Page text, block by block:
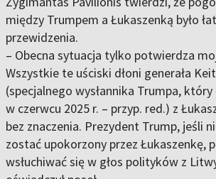
między Trumpem a Łukaszenką było
przewidzenia.
– Obecna sytuacja tylko potwierdza
Wszystkie te uściski dłoni generała
(specjalnego wysłannika Trumpa,
w czerwcu 2025 r. – przyp. red.) z
bez znaczenia. Prezydent Trump, jeśli
zostać upokorzony przez Łukaszenkę,
wsłuchiwać się w głos polityków z